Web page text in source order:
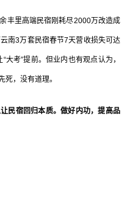
丰里高端民宿刚耗尽2000万改造成
南3万套民宿春节7天营收损失可达
考”提前。但业内也有观点认为，
，没有道理。
民宿回归本质。做好内功，提高品